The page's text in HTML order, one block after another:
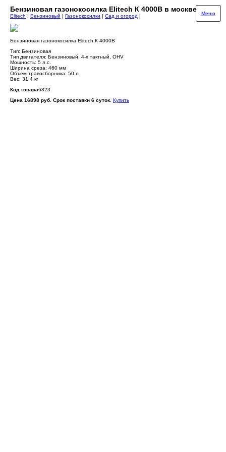
Бензиновая газонокосилка Elitech К 4000В в москве
Меню
Elitech | Бензиновый | Газонокосилки | Сад и огород |
Бензиновая газонокосилка Elitech К 4000В
Тип: Бензиновая
Тип двигателя: Бензиновый, 4-х тактный, OHV
Мощность: 5 л.с.
Ширина среза: 460 мм
Объем травосборника: 50 л
Вес: 31.4 кг
Код товара6823
Цена 16898 руб. Срок поставки 6 суток. Купить